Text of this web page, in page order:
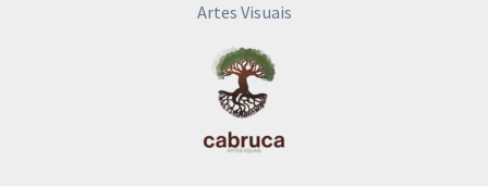
Artes Visuais